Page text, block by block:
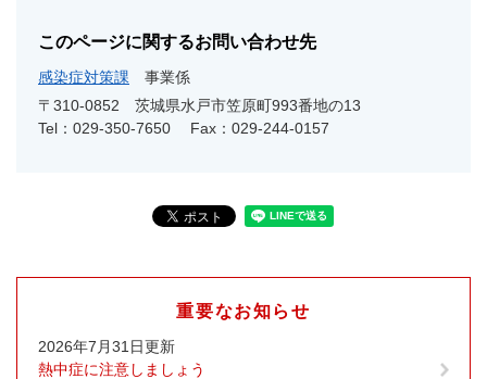
このページに関するお問い合わせ先
感染症対策課
事業係
〒310-0852
茨城県水戸市笠原町993番地の13
Tel：029-350-7650
Fax：029-244-0157
重要なお知らせ
2026年7月31日更新
熱中症に注意しましょう